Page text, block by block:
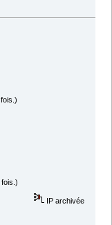
IP archivée